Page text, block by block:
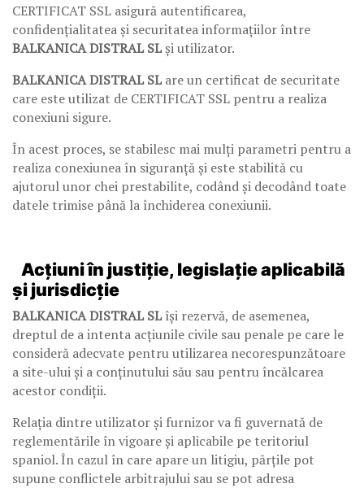
CERTIFICAT SSL asigură autentificarea,
confidențialitatea și securitatea informațiilor între
BALKANICA DISTRAL SLși utilizator.
BALKANICA DISTRAL SLare un certificat de securitate
care este utilizat de CERTIFICAT SSL pentru a realiza
conexiuni sigure.
În acest proces, se stabilesc mai mulți parametri pentru a
realiza conexiunea în siguranță și este stabilită cu
ajutorul unor chei prestabilite, codând și decodând toate
datele trimise până la închiderea conexiunii.
Acțiuni în justiție, legislație aplicabilă
și jurisdicție
BALKANICA DISTRAL SLîși rezervă, de asemenea,
dreptul de a intenta acțiunile civile sau penale pe care le
consideră adecvate pentru utilizarea necorespunzătoare
a site-ului și a conținutului său sau pentru încălcarea
acestor condiții.
Relația dintre utilizator și furnizor va fi guvernată de
reglementările în vigoare și aplicabile pe teritoriul
spaniol. În cazul în care apare un litigiu, părțile pot
supune conflictele arbitrajului sau se pot adresa